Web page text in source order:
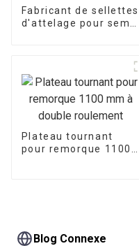
Fabricant de sellettes
d'attelage pour semi-
Plateau tournant
pour remorque 1100
Blog Connexe